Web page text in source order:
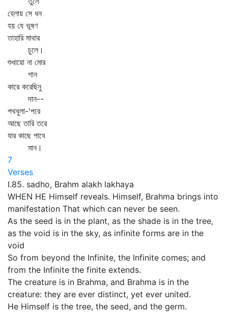
হেলায় সে ধন
হয় যে ভূষণ
তাহারি মাথার
চুলে।
শুধায়ো না মোর
গান
কারে করেছিনু
দান--
পথধুলা-'পরে
আছে তারি তরে
যার কাছে পাবে
মান।
7
Verses
I.85. sadho, Brahm alakh lakhaya
WHEN HE Himself reveals. Himself, Brahma brings into
manifestation That which can never be seen.
As the seed is in the plant, as the shade is in the tree,
as the void is in the sky, as infinite forms are in the
void
So from beyond the Infinite, the Infinite comes; and
from the Infinite the finite extends.
The creature is in Brahma, and Brahma is in the
creature: they are ever distinct, yet ever united.
He Himself is the tree, the seed, and the germ.